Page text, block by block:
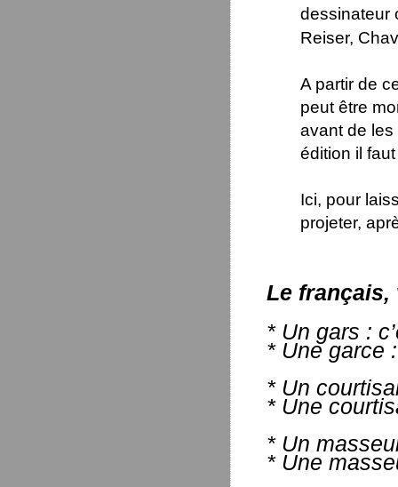
dessinateur
Reiser,
A partir de
peut être
avant de
édition il
Ici, pour
projeter,
Le français,
* Un gars :
* Une garce
* Un
* Une
* Un
* Une